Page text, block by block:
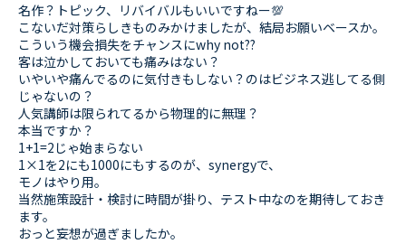
名作？トピック、リバイバルもいいですねー💯
こないだ対策らしきものみかけましたが、結局お願いベースか。
こういう機会損失をチャンスにwhy not??
客は泣かしておいても痛みはない？
いやいや痛んでるのに気付きもしない？のはビジネス逃してる側
じゃないの？
人気講師は限られてるから物理的に無理？
本当ですか？
1+1=2じゃ始まらない
1×1を2にも1000にもするのが、synergyで、
モノはやり用。
当然施策設計・検討に時間が掛り、テスト中なのを期待しておき
ます。
おっと妄想が過ぎましたか。